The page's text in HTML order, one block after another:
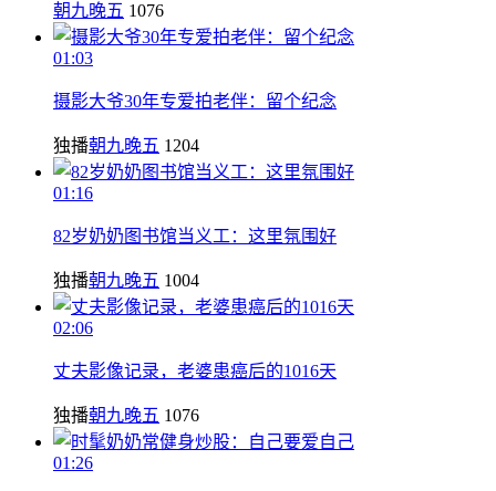
朝九晚五 1076
01:03
摄影大爷30年专爱拍老伴：留个纪念
独播朝九晚五 1204
01:16
82岁奶奶图书馆当义工：这里氛围好
独播朝九晚五 1004
02:06
丈夫影像记录，老婆患癌后的1016天
独播朝九晚五 1076
01:26